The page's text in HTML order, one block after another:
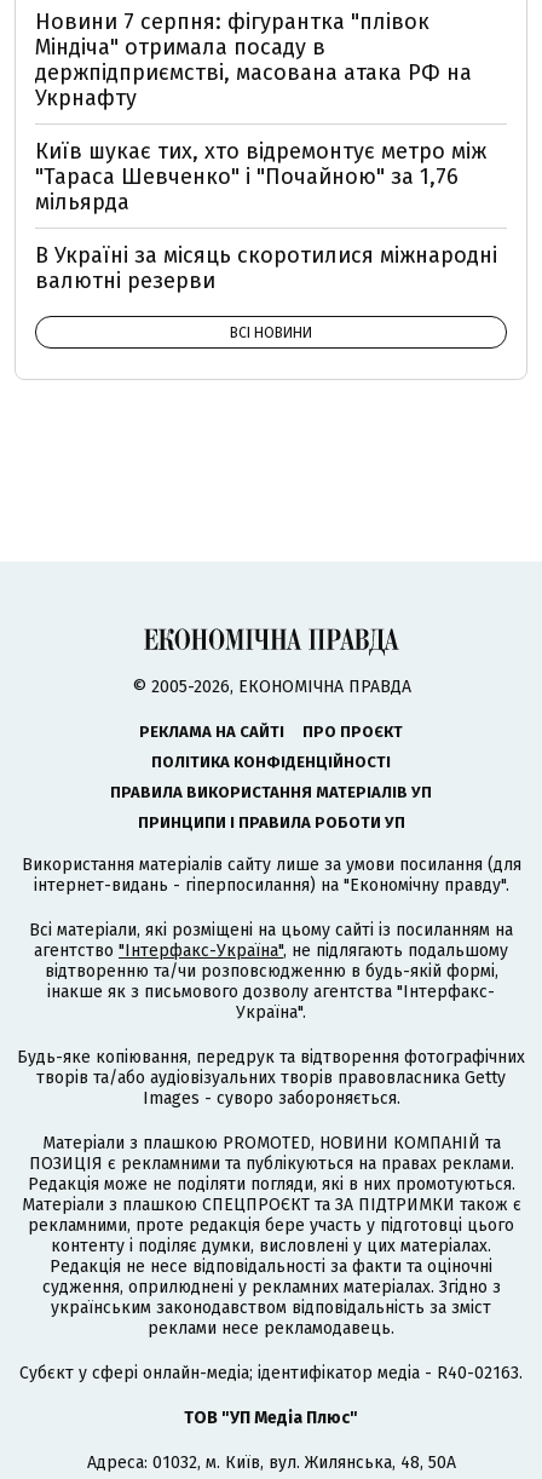
Новини 7 серпня: фігурантка "плівок
Міндіча" отримала посаду в
держпідприємстві, масована атака РФ на
Укрнафту
Київ шукає тих, хто відремонтує метро між
"Тараса Шевченко" і "Почайною" за 1,76
мільярда
В Україні за місяць скоротилися міжнародні
валютні резерви
ВСІ НОВИНИ
© 2005-2026, ЕКОНОМІЧНА ПРАВДА
РЕКЛАМА НА САЙТІ
ПРО ПРОЄКТ
ПОЛІТИКА КОНФІДЕНЦІЙНОСТІ
ПРАВИЛА ВИКОРИСТАННЯ МАТЕРІАЛІВ УП
ПРИНЦИПИ І ПРАВИЛА РОБОТИ УП
Використання матеріалів сайту лише за умови посилання (для
інтернет-видань - гіперпосилання) на "Економічну правду".
Всі матеріали, які розміщені на цьому сайті із посиланням на
агентство "Інтерфакс-Україна", не підлягають подальшому
відтворенню та/чи розповсюдженню в будь-якій формі,
інакше як з письмового дозволу агентства "Інтерфакс-
Україна".
Будь-яке копіювання, передрук та відтворення фотографічних
творів та/або аудіовізуальних творів правовласника Getty
Images - суворо забороняється.
Матеріали з плашкою PROMOTED, НОВИНИ КОМПАНІЙ та
ПОЗИЦІЯ є рекламними та публікуються на правах реклами.
Редакція може не поділяти погляди, які в них промотуються.
Матеріали з плашкою СПЕЦПРОЄКТ та ЗА ПІДТРИМКИ також є
рекламними, проте редакція бере участь у підготовці цього
контенту і поділяє думки, висловлені у цих матеріалах.
Редакція не несе відповідальності за факти та оціночні
судження, оприлюднені у рекламних матеріалах. Згідно з
українським законодавством відповідальність за зміст
реклами несе рекламодавець.
Cубєкт у сфері онлайн-медіа; ідентифікатор медіа - R40-02163.
ТОВ "УП Медіа Плюс"
Адреса: 01032, м. Київ, вул. Жилянська, 48, 50А